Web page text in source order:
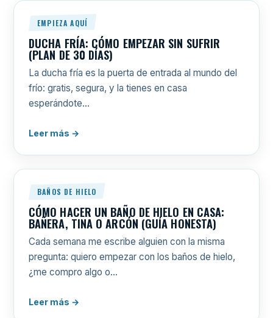
EMPIEZA AQUÍ
DUCHA FRÍA: CÓMO EMPEZAR SIN SUFRIR
(PLAN DE 30 DÍAS)
La ducha fría es la puerta de entrada al mundo del
frío: gratis, segura, y la tienes en casa
esperándote…
Leer más →
BAÑOS DE HIELO
CÓMO HACER UN BAÑO DE HIELO EN CASA:
BAÑERA, TINA O ARCÓN (GUÍA HONESTA)
Cada semana me escribe alguien con la misma
pregunta: quiero empezar con los baños de hielo,
¿me compro algo o…
Leer más →